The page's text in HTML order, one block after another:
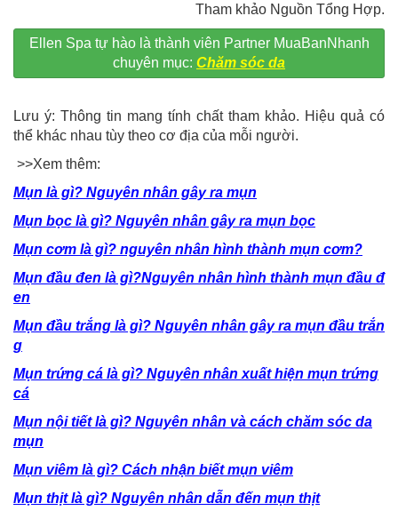
Tham khảo Nguồn Tổng Hợp.
Ellen Spa tự hào là thành viên Partner MuaBanNhanh
chuyên mục: Chăm sóc da
Lưu ý: Thông tin mang tính chất tham khảo. Hiệu quả có
thể khác nhau tùy theo cơ địa của mỗi người.
>>Xem thêm:
Mụn là gì? Nguyên nhân gây ra mụn
Mụn bọc là gì? Nguyên nhân gây ra mụn bọc
Mụn cơm là gì? nguyên nhân hình thành mụn cơm?
Mụn đầu đen là gì?Nguyên nhân hình thành mụn đầu đ
en
Mụn đầu trắng là gì? Nguyên nhân gây ra mụn đầu trắn
g
Mụn trứng cá là gì? Nguyên nhân xuất hiện mụn trứng
cá
Mụn nội tiết là gì? Nguyên nhân và cách chăm sóc da
mụn
Mụn viêm là gì? Cách nhận biết mụn viêm
Mụn thịt là gì? Nguyên nhân dẫn đến mụn thịt